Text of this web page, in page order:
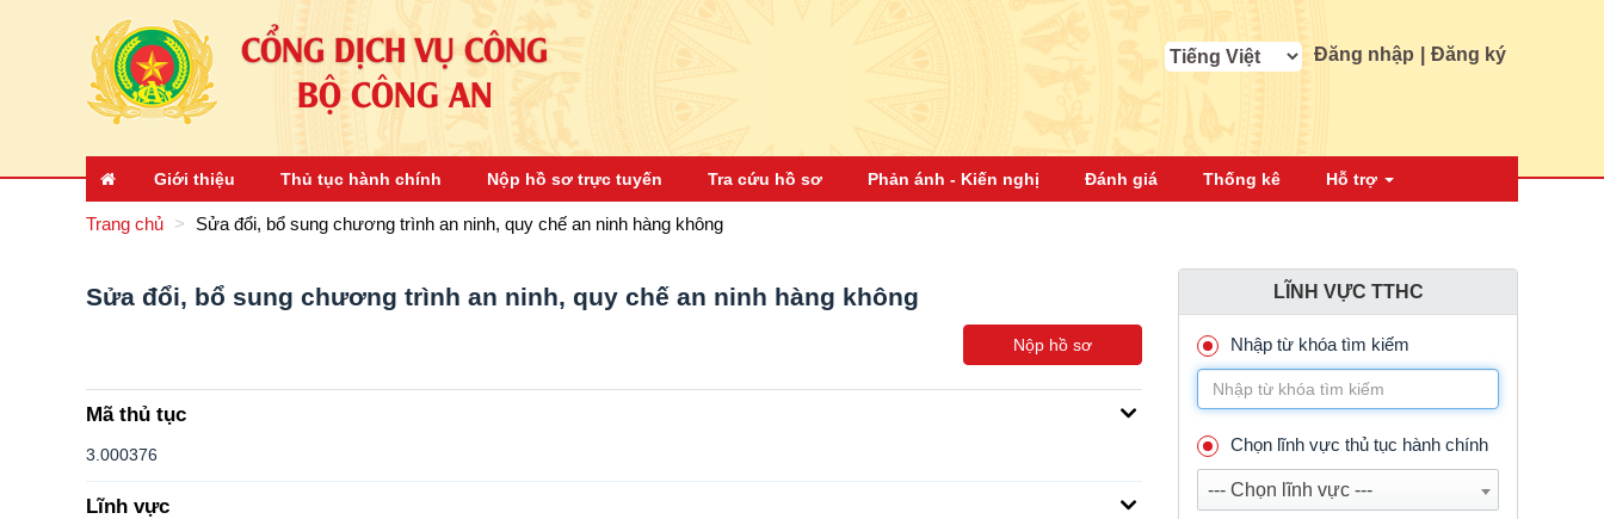
CỔNG DỊCH VỤ CÔNG
BỘ CÔNG AN
Đăng nhập Đăng ký
Giới thiệu Thủ tục hành chính Nộp hồ sơ trực tuyến Tra cứu hồ sơ Phản ánh - Kiến nghị Đánh giá Thống kê Hỗ trợ
Trang chủ Sửa đổi, bổ sung chương trình an ninh, quy chế an ninh hàng không
LĨNH VỰC TTHC
Nhập từ khóa tìm kiếm
Chọn lĩnh vực thủ tục hành chính
--- Chọn lĩnh vực ---
Sửa đổi, bổ sung chương trình an ninh, quy chế an ninh hàng không
Nộp hồ sơ
Mã thủ tục
3.000376
Lĩnh vực